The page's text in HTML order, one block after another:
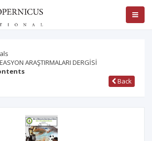
ARAŞTIRMALARI DERGİSİ
Back